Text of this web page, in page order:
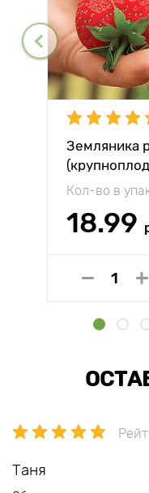
Земляника
Кол-во в
18.99
Таня